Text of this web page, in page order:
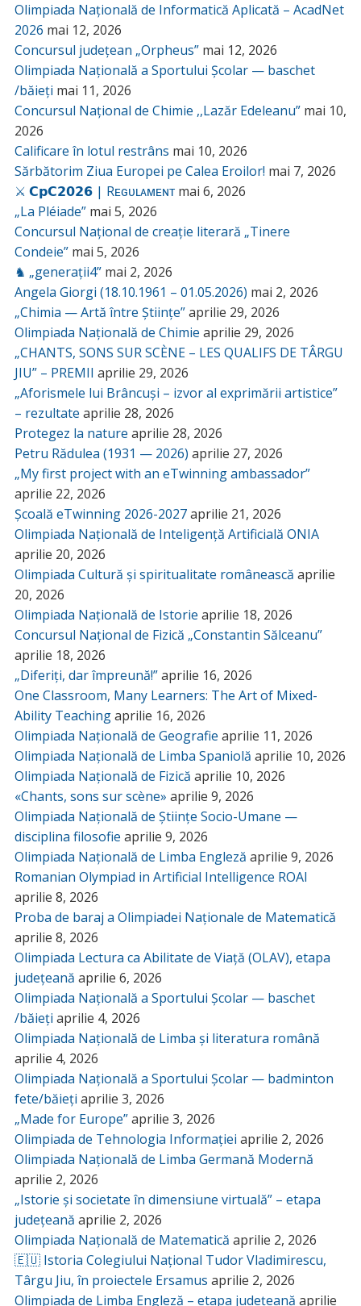
Olimpiada Națională de Informatică Aplicată – AcadNet
2026 mai 12, 2026
Concursul județean „Orpheus” mai 12, 2026
Olimpiada Națională a Sportului Școlar — baschet
/băieți mai 11, 2026
Concursul Național de Chimie ,,Lazăr Edeleanu” mai 10,
2026
Calificare în lotul restrâns mai 10, 2026
Sărbătorim Ziua Europei pe Calea Eroilor! mai 7, 2026
⚔️ 𝗖𝗽𝗖𝟮𝟬𝟮𝟲 | Rᴇɢᴜʟᴀᴍᴇɴᴛ mai 6, 2026
„La Pléiade” mai 5, 2026
Concursul Național de creație literară „Tinere
Condeie” mai 5, 2026
♞ „generații4” mai 2, 2026
Angela Giorgi (18.10.1961 – 01.05.2026) mai 2, 2026
„Chimia — Artă între Științe”aprilie 29, 2026
Olimpiada Națională de Chimie aprilie 29, 2026
„CHANTS, SONS SUR SCÈNE – LES QUALIFS DE TÂRGU
JIU” – PREMII aprilie 29, 2026
„Aforismele lui Brâncuși – izvor al exprimării artistice”
– rezultate aprilie 28, 2026
Protegez la nature aprilie 28, 2026
Petru Rădulea (1931 — 2026) aprilie 27, 2026
„My first project with an eTwinning ambassador”
aprilie 22, 2026
Școală eTwinning 2026-2027aprilie 21, 2026
Olimpiada Națională de Inteligență Artificială ONIA
aprilie 20, 2026
Olimpiada Cultură și spiritualitate românească aprilie
20, 2026
Olimpiada Națională de Istorie aprilie 18, 2026
Concursul Național de Fizică „Constantin Sălceanu”
aprilie 18, 2026
„Diferiți, dar împreună!”aprilie 16, 2026
One Classroom, Many Learners: The Art of Mixed-
Ability Teachingaprilie 16, 2026
Olimpiada Națională de Geografie aprilie 11, 2026
Olimpiada Națională de Limba Spaniolă aprilie 10, 2026
Olimpiada Națională de Fizică aprilie 10, 2026
«Chants, sons sur scène» aprilie 9, 2026
Olimpiada Națională de Științe Socio-Umane —
disciplina filosofie aprilie 9, 2026
Olimpiada Națională de Limba Engleză aprilie 9, 2026
Romanian Olympiad in Artificial Intelligence ROAI
aprilie 8, 2026
Proba de baraj a Olimpiadei Naționale de Matematică
aprilie 8, 2026
Olimpiada Lectura ca Abilitate de Viață (OLAV), etapa
județeană aprilie 6, 2026
Olimpiada Națională a Sportului Școlar — baschet
/băieți aprilie 4, 2026
Olimpiada Națională de Limba și literatura română
aprilie 4, 2026
Olimpiada Națională a Sportului Școlar — badminton
fete/băieți aprilie 3, 2026
„Made for Europe”aprilie 3, 2026
Olimpiada de Tehnologia Informației aprilie 2, 2026
Olimpiada Națională de Limba Germană Modernă
aprilie 2, 2026
„Istorie și societate în dimensiune virtuală” – etapa
județeană aprilie 2, 2026
Olimpiada Națională de Matematică aprilie 2, 2026
🇪🇺 Istoria Colegiului Național Tudor Vladimirescu,
Târgu Jiu, în proiectele Ersamus aprilie 2, 2026
Olimpiada de Limba Engleză – etapa județeană aprilie